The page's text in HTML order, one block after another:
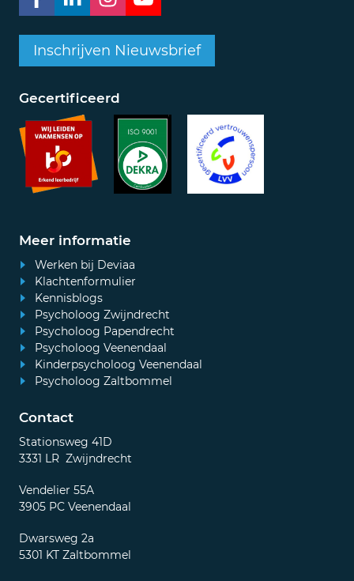
Inschrijven Nieuwsbrief
Gecertificeerd
Meer informatie
Werken bij Deviaa
Klachtenformulier
Kennisblogs
Psycholoog Zwijndrecht
Psycholoog Papendrecht
Psycholoog Veenendaal
Kinderpsycholoog Veenendaal
Psycholoog Zaltbommel
Contact
Stationsweg 41D
3331 LR Zwijndrecht
Vendelier 55A
3905 PC Veenendaal
Dwarsweg 2a
5301 KT Zaltbommel